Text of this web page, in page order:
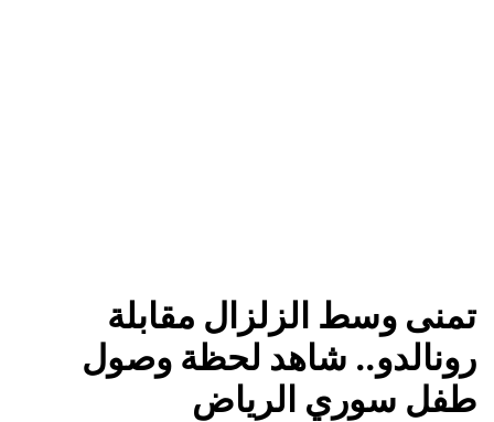
تمنى وسط الزلزال مقابلة
رونالدو.. شاهد لحظة وصول
طفل سوري الرياض